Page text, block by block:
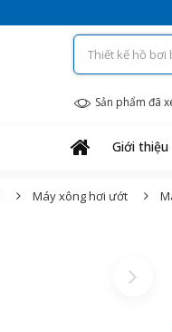
Sản phẩm đã
Giới thiệu
Máy xông hơi ướt